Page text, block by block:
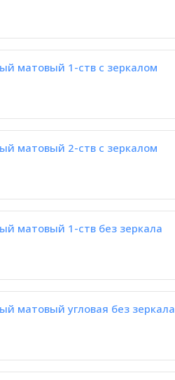
матовый 1-ств с зеркалом
матовый 2-ств с зеркалом
матовый 1-ств без зеркала
матовый угловая без зеркала